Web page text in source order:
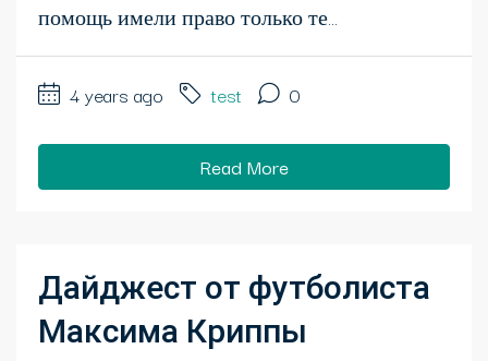
помощь имели право только те...
4 years ago test 0
Read More
Дайджест от футболиста
Максима Криппы